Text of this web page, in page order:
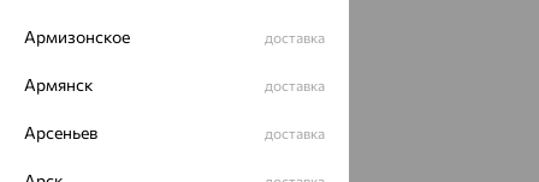
ул. Зегеля, 27/2
Другие города
8 (800) 250-02-30
Заказать звонок
Армизонское доставка
Армянск доставка
Арсеньев доставка